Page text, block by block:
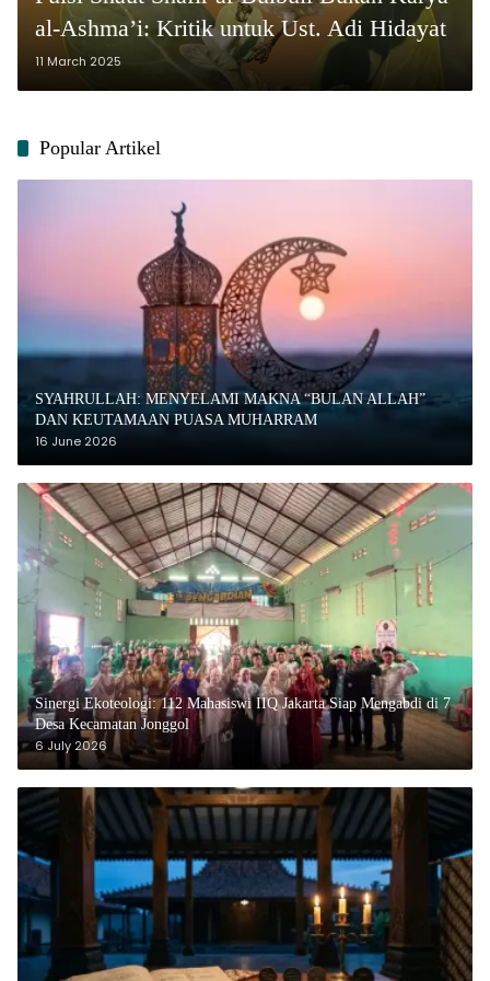
al-Ashma’i: Kritik untuk Ust. Adi Hidayat
11 March 2025
Popular Artikel
SYAHRULLAH: MENYELAMI MAKNA “BULAN ALLAH”
DAN KEUTAMAAN PUASA MUHARRAM
16 June 2026
‎Sinergi Ekoteologi: 112 Mahasiswi IIQ Jakarta Siap Mengabdi di 7
Desa Kecamatan Jonggol
6 July 2026